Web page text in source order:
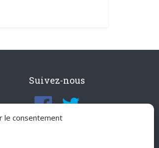
le consentement
Suivez-nous